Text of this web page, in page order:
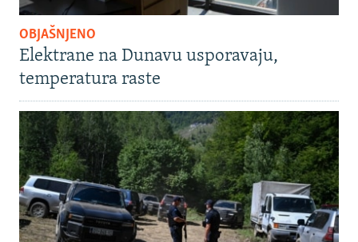
OBJAŠNJENO
Elektrane na Dunavu usporavaju,
temperatura raste